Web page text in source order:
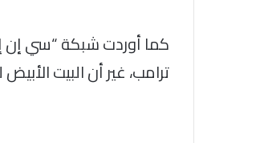
كما أوردت شبكة “سي إن
ترامب، غير أن البيت